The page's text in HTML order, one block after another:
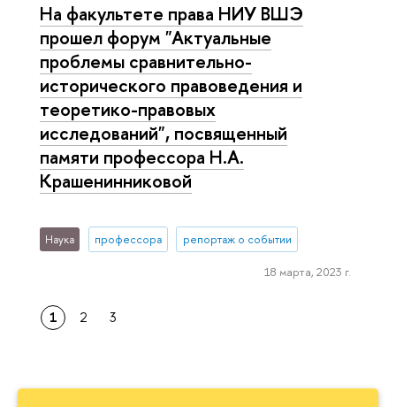
На факультете права НИУ ВШЭ
прошел форум "Актуальные
проблемы сравнительно-
исторического правоведения и
теоретико-правовых
исследований", посвященный
памяти профессора Н.А.
Крашенинниковой
Наука профессора репортаж о событии
18 марта, 2023 г.
1 2 3